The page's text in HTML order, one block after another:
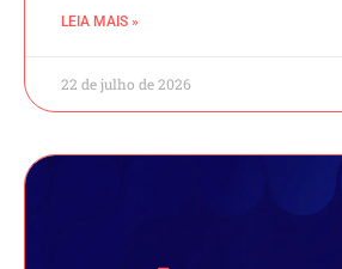
LEIA MAIS »
22 de julho de 2026